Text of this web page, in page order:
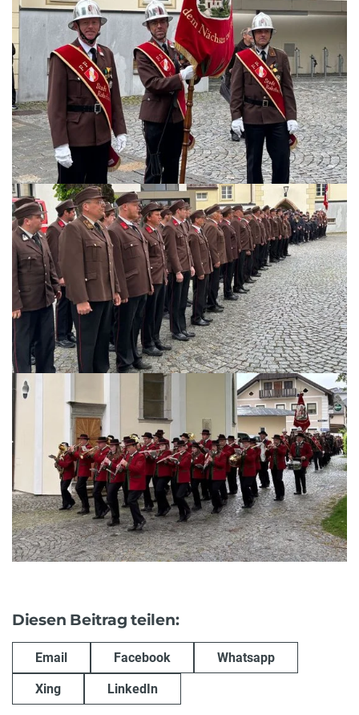
Diesen Beitrag teilen:
Email Facebook Whatsapp
Xing LinkedIn